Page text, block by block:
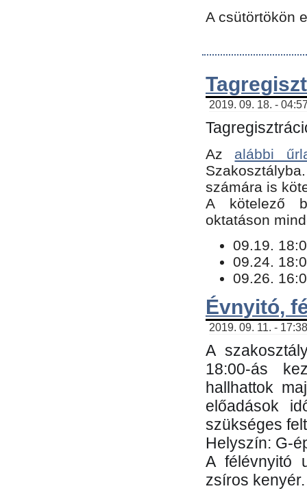
A csütörtökön
2019. 09. 18. -
Az alábbi
számára is
​A kötelező
oktatáson
09.19.
09.24.
09.26.
Évnyitó,
2019. 09. 11. -
A
18:00-ás
hallhattok
előadások
szükséges
Helyszín: G-
A félévnyitó
zsíros kenyér.